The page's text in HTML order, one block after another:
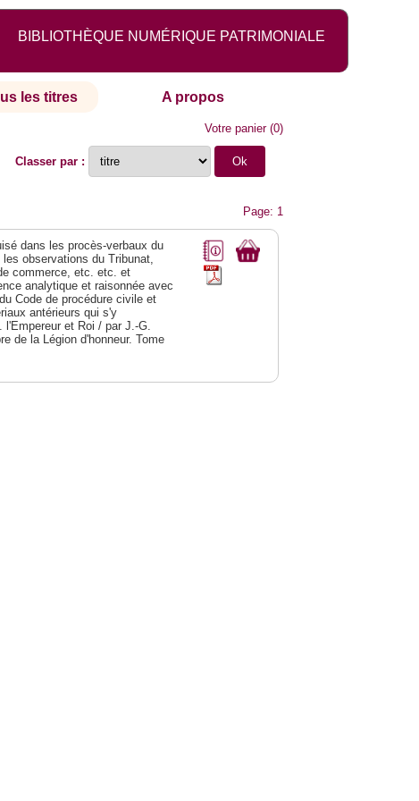
BIBLIOTHÈQUE NUMÉRIQUE PATRIMONIALE
les titres A propos
Votre panier(0)
Classer par :
Page: 1
dans les procès-verbaux du
observations du Tribunat,
commerce, etc. etc. et
analytique et raisonnée avec
Code de procédure civile et
antérieurs qui s'y
et Roi / par J.-G.
de la Légion d'honneur. Tome